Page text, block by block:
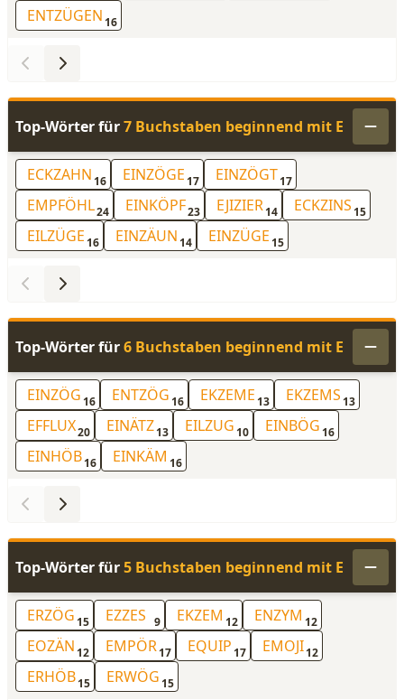
ENTZÜGEN 16
Top-Wörter für7 Buchstaben beginnend mit E
ECKZAHN 16 EINZÖGE 17 EINZÖGT17
EMPFÖHL24 EINKÖPF23 EJIZIER14 ECKZINS 15
EILZÜGE 16 EINZÄUN 14 EINZÜGE 15
Top-Wörter für6 Buchstaben beginnend mit E
EINZÖG 16 ENTZÖG 16 EKZEME 13 EKZEMS 13
EFFLUX20 EINÄTZ13 EILZUG 10 EINBÖG 16
EINHÖB16 EINKÄM 16
Top-Wörter für5 Buchstaben beginnend mit E
ERZÖG 15 EZZES 9 EKZEM 12 ENZYM 12
EOZÄN 12 EMPÖR17 EQUIP 17 EMOJI12
ERHÖB15 ERWÖG 15